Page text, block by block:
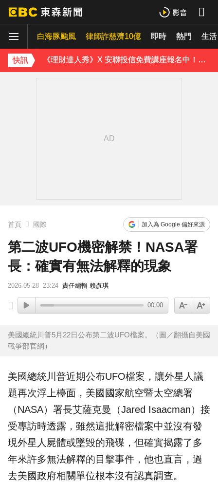
白海豚颱風 律師詐慈濟10億 即時 熱門 生活
快訊
下載東森App，隨時掌握天下大小事！
《理財達人秀》X 安聯投信免費講座報名中！搶先卡位 2027
首頁 國際 加入為 Google 偏好來源
第二波UFO機密解禁！NASA署
長：確實有無法解釋的現象
2026-05-28 23:24 責任編輯 賴彥琪
00:00
美國總統川普5月22日公布第二波UFO檔案。（圖／翻攝自美國
戰爭部官網）
美國總統川普近期公布UFO檔案，讓外星人議
題再次浮上檯面，美國國家航空暨太空總署
（NASA）署長艾薩克曼（Jared Isaacman）接
受專訪時透露，雖然這批解密檔案中並沒有發
現外星人屍體或墜毀的飛碟，但確實揭露了多
年來許多無法解釋的目擊事件，他也直言，過
去美國政府相關單位根本沒有認真調查。